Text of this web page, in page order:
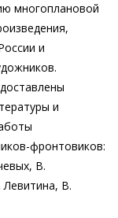
многоплановой
и
и
фронтовиков:
В.
В.